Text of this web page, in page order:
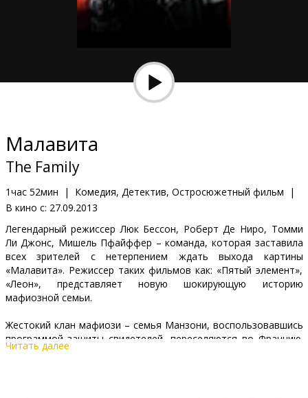
Клуб
Малавита
The Family
1час 52мин | Комедия, Детектив, Остросюжетный фильм
|
В кино с: 27.09.2013
Легендарный режиссер Люк Бессон, Роберт Де Ниро, Томми
Ли Джонс, Мишель Пфайффер – команда, которая заставила
всех зрителей с нетерпением ждать выхода картины
«Малавита». Режиссер таких фильмов как: «Пятый элемент»,
«Леон», представляет новую шокирующую историю
мафиозной семьи.
Жестокий клан мафиози – семья Манзони, воспользовавшись
программой защиты свидетелей, переселяются во Францию.
Прибыв в страну, бывшие преступники пытаются начать
Читать далее